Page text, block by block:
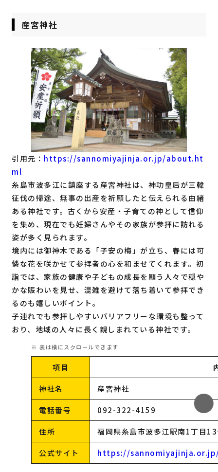
産宮神社
引用元： https://sannomiyajinja.or.jp/about.ht
ml
糸島市波多江に鎮座する産宮神社は、神功皇后が三韓
征伐の帰途、無事の出産を祈願したと伝えられる由緒
ある神社です。古くから安産・子育ての神として信仰
を集め、現在でも妊婦さんやその家族が参拝に訪れる
姿が多く見られます。
境内には御神木である「子安の梅」が立ち、春には可
憐な花を咲かせて参拝者の心を和ませてくれます。初
詣では、家族の健康や子どもの成長を願う人々で穏や
かな賑わいを見せ、混雑を避けて落ち着いて参拝でき
るのも嬉しいポイント。
子連れでも参拝しやすいバリアフリーな環境も整って
おり、地域の人々に長く親しまれている神社です。
項目
神社名 産宮神社
電話番号 092-322-4159
住所 福岡県糸島市波多江駅南1丁目
公式サイト https://